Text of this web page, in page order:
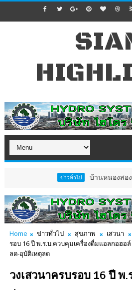
บ้านหนองสองห้องจัดใหญ่
Home ข่าวทั่วไป สุขภาพ เสวนา
รอบ 16 ปี พ.ร.บ.ควบคุมเครื่องดื่มแอลกอฮ
ลด-อุบัติเหตุลด
วงเสวนาครบรอบ 16 ปี พ